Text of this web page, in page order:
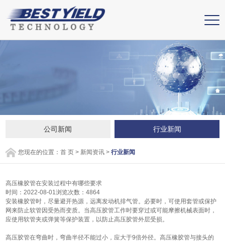
公司新闻 行业新闻
您现在的位置：首 页 > 新闻资讯 >行业新闻
高压橡胶管在安装过程中有哪些要求
时间：2022-08-01浏览次数：4864
安装橡胶管时，尽量避开热源，远离发动机排气管。必要时，可使用套管或保护
网来防止软管因受热而变质。当高压胶管工作时要穿过或可能摩擦机械表面时，
应使用软管夹或弹簧等保护装置，以防止高压胶管外层受损。
高压胶管在弯曲时，弯曲半径不能过小，应大于9倍外径。高压橡胶管与接头的